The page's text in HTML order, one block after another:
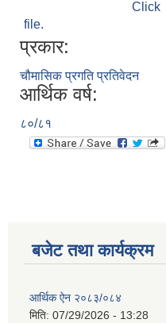
Click
file.
प्रकार:
चौमासिक प्रगति प्रतिवेदन
आर्थिक वर्ष:
८०/८१
बजेट तथा कार्यक्रम
आर्थिक ऐन २०८३/०८४
मिति: 07/29/2026 - 13:28